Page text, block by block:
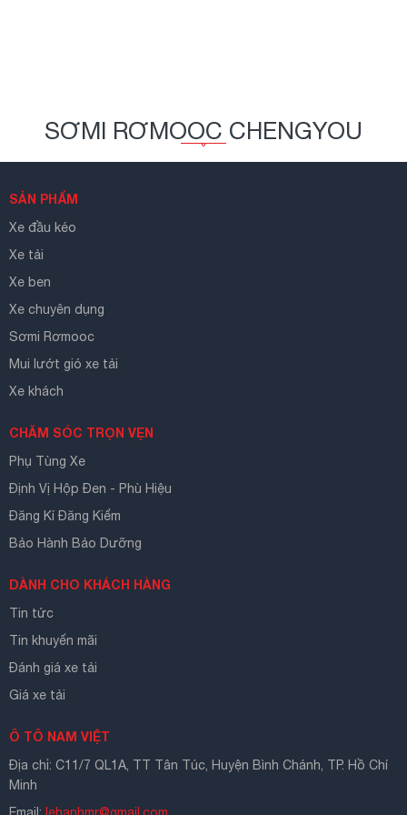
SƠMI RƠMOOC CHENGYOU
SẢN PHẨM
Xe đầu kéo
Xe tải
Xe ben
Xe chuyên dụng
Sơmi Rơmooc
Mui lướt gió xe tải
Xe khách
CHĂM SÓC TRỌN VẸN
Phụ Tùng Xe
Định Vị Hộp Đen - Phù Hiệu
Đăng Kí Đăng Kiểm
Bảo Hành Bảo Dưỡng
DÀNH CHO KHÁCH HÀNG
Tin tức
Tin khuyến mãi
Đánh giá xe tải
Giá xe tải
Ô TÔ NAM VIỆT
Địa chỉ: C11/7 QL1A, TT Tân Túc, Huyện Bình Chánh, TP. Hồ Chí
Minh